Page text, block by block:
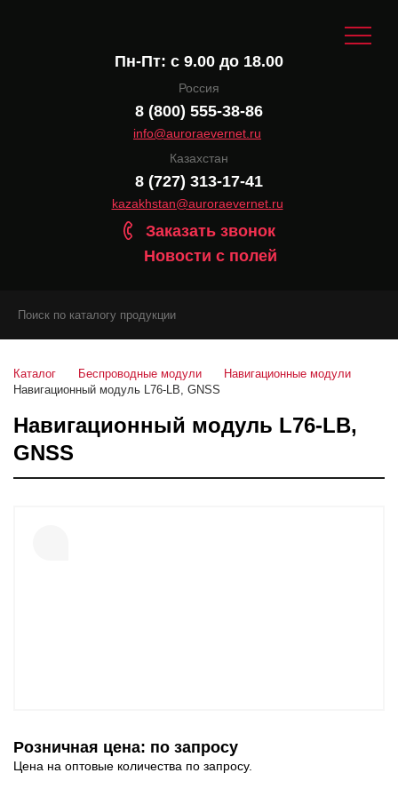
Пн-Пт: с 9.00 до 18.00
Россия
8 (800) 555-38-86
info@auroraevernet.ru
Казахстан
8 (727) 313-17-41
kazakhstan@auroraevernet.ru
Заказать звонок
Новости с полей
Каталог Беспроводные модули
Навигационные модули
Навигационный модуль L76-LB, GNSS
Навигационный модуль L76-LB,
GNSS
Розничная цена: по запросу
Цена на оптовые количества по запросу.